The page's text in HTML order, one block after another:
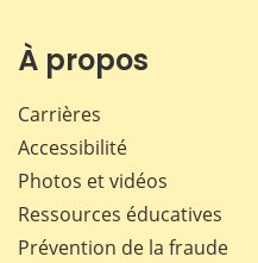
À propos
Carrières
Accessibilité
Photos et vidéos
Ressources éducatives
Prévention de la fraude